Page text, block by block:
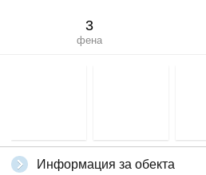
3
фена
Информация за обекта